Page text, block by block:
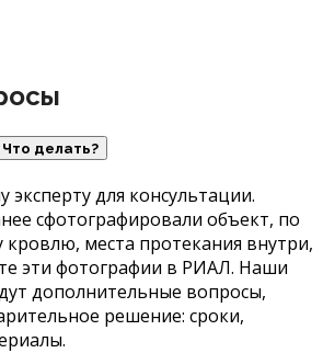
делать?
для консультации.
сфотографировали объект, по
места протекания внутри,
эти фотографии в РИАЛ. Наши
дополнительные вопросы,
решение: сроки,